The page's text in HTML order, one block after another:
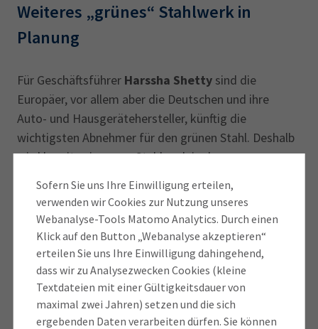
Sofern Sie uns Ihre Einwilligung erteilen,
verwenden wir Cookies zur Nutzung unseres
Webanalyse-Tools Matomo Analytics. Durch einen
Klick auf den Button „Webanalyse akzeptieren“
erteilen Sie uns Ihre Einwilligung dahingehend,
dass wir zu Analysezwecken Cookies (kleine
Textdateien mit einer Gültigkeitsdauer von
maximal zwei Jahren) setzen und die sich
ergebenden Daten verarbeiten dürfen. Sie können
Weiteres „grünes“ Stahlwerk in
Planung
Für Geschäftsführer Harssha Shetty sind die
Europäer, vor allem aber die Deutschen und ihre
Auto- und Hausgerätehersteller, künftig die
wichtigsten Abnehmer für den grünen Stahl. Deshalb
wird bereits ein neues Stahlwerk in der
schon 2027 rund 5 Millionen Tonnen ausschließlich
„grün“ hergestellte Stahlprodukte nach Europa
liefern soll – wie den sogenannten Eisenschwamm,
der weiter veredelt werden kann.
Potenzial für deutsche Unternehmen